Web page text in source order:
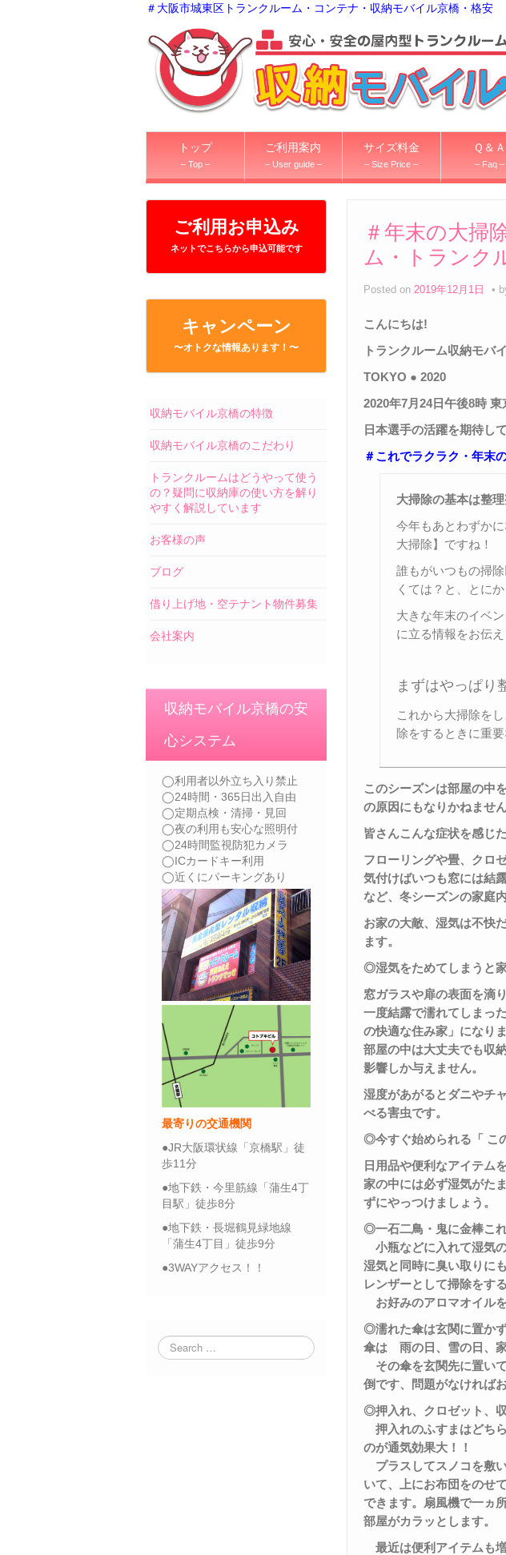
＃大阪市城東区トランクルーム・コンテナ・収納モバイル京橋・格安
トップ
– Top –
ご利用案内
– User guide –
サイズ料金
– Size Price –
Ｑ＆Ａ
– Faq –
ご利用お申込み
ネットでこちらから申込可能です
キャンペーン
〜オトクな情報あります！〜
収納モバイル京橋の特徴
収納モバイル京橋のこだわり
トランクルームはどうやって使う
の？疑問に収納庫の使い方を解り
やすく解説しています
お客様の声
ブログ
借り上げ地・空テナント物件募集
会社案内
収納モバイル京橋の安
心システム
◯利用者以外立ち入り禁止
◯24時間・365日出入自由
◯定期点検・清掃・見回
◯夜の利用も安心な照明付
◯24時間監視防犯カメラ
◯ICカードキー利用
◯近くにパーキングあり
最寄りの交通機関
●JR大阪環状線「京橋駅」徒
歩11分
●地下鉄・今里筋線「蒲生4丁
目駅」徒歩8分
●地下鉄・長堀鶴見緑地線
「蒲生4丁目」徒歩9分
●3WAYアクセス！！
＃年末の大掃
ム・トランク
Posted on2019年12月1日
こんにちは!
トランクルーム収納モバ
TOKYO ● 2020
2020年7月24日午後8時 東
日本選手の活躍を期待し
＃これでラクラク・年末
大掃除の基本は整理
今年もあとわずか
大掃除】ですね！
誰もがいつもの掃
くては？と、とに
大きな年末のイベ
に立る情報をお伝
まずはやっぱり
これから大掃除を
除をするときに重
このシーズンは部屋の中
の原因にもなりかねません
皆さんこんな症状を感じ
フローリングや畳、クロ
気付けばいつも窓には結
など、冬シーズンの家庭
お家の大敵、湿気は不快
ます。
◎湿気をためてしまうと
窓ガラスや扉の表面を滴
一度結露で濡れてしまっ
の快適な住み家」になりま
部屋の中は大丈夫でも収
影響しか与えません。
湿度があがるとダニやチ
べる害虫です。
◎今すぐ始められる「 こ
日用品や便利なアイテム
家の中には必ず湿気がた
ずにやっつけましょう。
◎一石二鳥・鬼に金棒こ
小瓶などに入れて湿気
湿気と同時に臭い取りに
レンザーとして掃除をす
お好みのアロマオイル
◎濡れた傘は玄関に置か
傘は 雨の日、雪の日、家
その傘を玄関先に置い
倒です、問題がなければ
◎押入れ、クロゼット、
押入れのふすまはどち
のが通気効果大！！
プラスしてスノコを敷
いて、上にお布団をのせ
できます。扇風機で一ヵ
部屋がカラッとします。
最近は便利アイテムも